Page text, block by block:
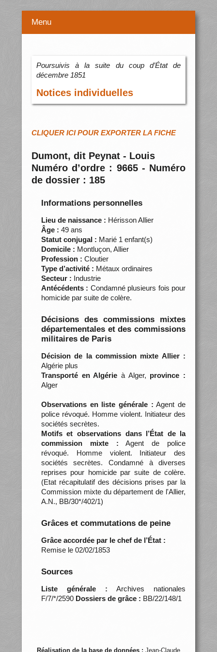
Menu
Poursuivis à la suite du coup d’État de
décembre 1851
Notices individuelles
CLIQUER ICI POUR EXPORTER LA FICHE
Dumont, dit Peynat - Louis
Numéro d’ordre : 9665 - Numéro
de dossier : 185
Informations personnelles
Lieu de naissance : Hérisson Allier
Âge : 49 ans
Statut conjugal : Marié 1 enfant(s)
Domicile : Montluçon, Allier
Profession : Cloutier
Type d’activité : Métaux ordinaires
Secteur : Industrie
Antécédents : Condamné plusieurs fois pour
homicide par suite de colère.
Décisions des commissions mixtes
départementales et des commissions
militaires de Paris
Décision de la commission mixte Allier :
Algérie plus
Transporté en Algérie à Alger, province :
Alger
Observations en liste générale : Agent de
police révoqué. Homme violent. Initiateur des
sociétés secrètes.
Motifs et observations dans l’État de la
commission mixte : Agent de police
révoqué. Homme violent. Initiateur des
sociétés secrètes. Condamné à diverses
reprises pour homicide par suite de colère.
(Etat récapitulatif des décisions prises par la
Commission mixte du département de l'Allier,
A.N., BB/30*/402/1)
Grâces et commutations de peine
Grâce accordée par le chef de l’État :
Remise le 02/02/1853
Sources
Liste générale : Archives nationales
F/7/*/2590 Dossiers de grâce : BB/22/148/1
Réalisation de la base de données : Jean-Claude